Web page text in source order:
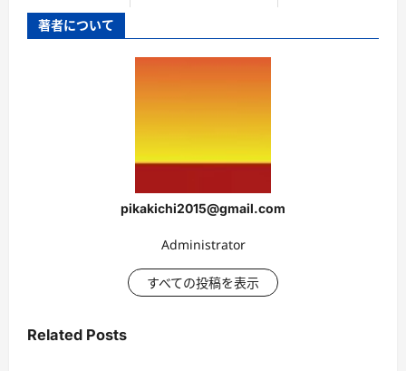
著者について
pikakichi2015@gmail.com
Administrator
すべての投稿を表示
Related Posts